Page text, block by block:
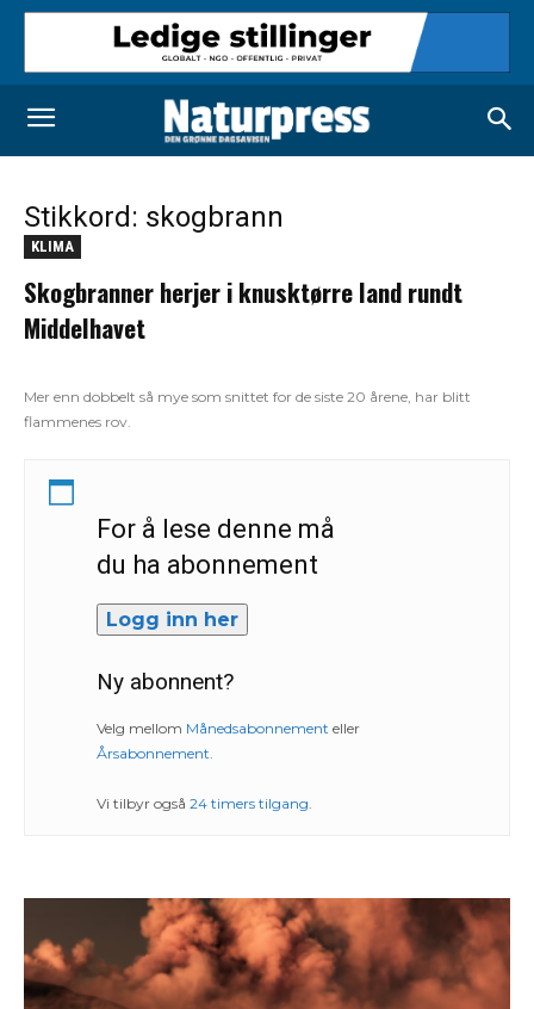
Stikkord: skogbrann
KLIMA
Skogbranner herjer i knusktørre land rundt
Middelhavet
Mer enn dobbelt så mye som snittet for de siste 20 årene, har blitt
flammenes rov.
For å lese denne må
du ha abonnement
Logg inn her
Ny abonnent?
Velg mellom Månedsabonnement eller
Årsabonnement.
Vi tilbyr også 24 timers tilgang.